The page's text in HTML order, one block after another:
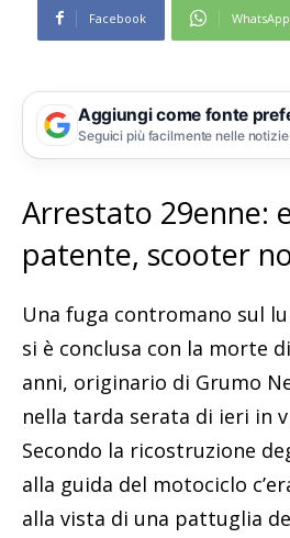
Facebook WhatsApp
Aggiungi come fonte
Seguici più facilmente nelle
Arrestato 29enne:
patente, scooter
Una fuga contromano sul
si è conclusa con la morte
anni, originario di Grumo
nella tarda serata di ieri in
Secondo la ricostruzione
alla guida del motociclo
alla vista di una pattuglia